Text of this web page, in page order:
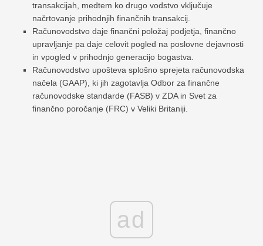
transakcijah, medtem ko drugo vodstvo vključuje
načrtovanje prihodnjih finančnih transakcij.
Računovodstvo daje finančni položaj podjetja, finančno
upravljanje pa daje celovit pogled na poslovne dejavnosti
in vpogled v prihodnjo generacijo bogastva.
Računovodstvo upošteva splošno sprejeta računovodska
načela (GAAP), ki jih zagotavlja Odbor za finančne
računovodske standarde (FASB) v ZDA in Svet za
finančno poročanje (FRC) v Veliki Britaniji.
ad